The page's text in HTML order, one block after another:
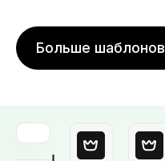
Больше шаблонов